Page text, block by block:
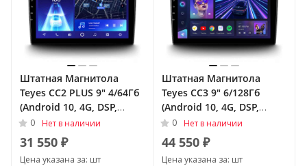
Штатная Магнитола
Teyes CC2 PLUS 9" 4/64Гб
(Android 10, 4G, DSP,
QLed) для Volkswagen
Tiguan I Рестайлинг 2011
- 2018 Тип-F2
0 Нет в наличии
31 550 ₽
Цена указана за: шт
Штатная Магнитола
Teyes CC3 9" 6/128Гб
(Android 10, 4G, DSP,
QLed) для Volkswagen
Tiguan I Рестайлинг 2011
- 2018 Тип-F2
0 Нет в наличии
44 550 ₽
Цена указана за: шт